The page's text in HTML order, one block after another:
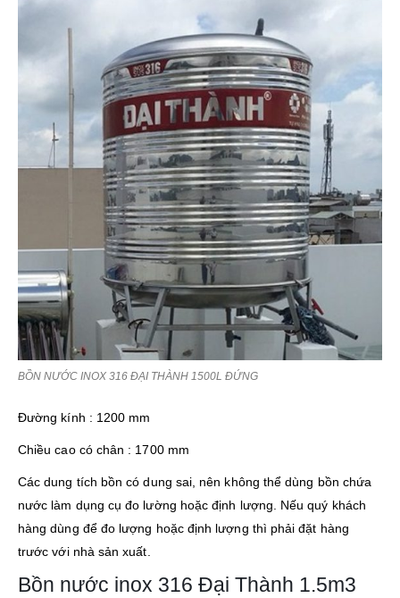
BỒN NƯỚC INOX 316 ĐẠI THÀNH 1500L ĐỨNG
Đường kính : 1200 mm
Chiều cao có chân : 1700 mm
Các dung tích bồn có dung sai, nên không thể dùng bồn chứa
nước làm dụng cụ đo lường hoặc định lượng. Nếu quý khách
hàng dùng để đo lượng hoặc định lượng thì phải đặt hàng
trước với nhà sản xuất.
Bồn nước inox 316 Đại Thành 1.5m3